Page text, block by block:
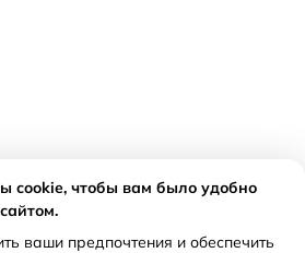
cookie, чтобы вам было удобно
ваши предпочтения и обеспечить